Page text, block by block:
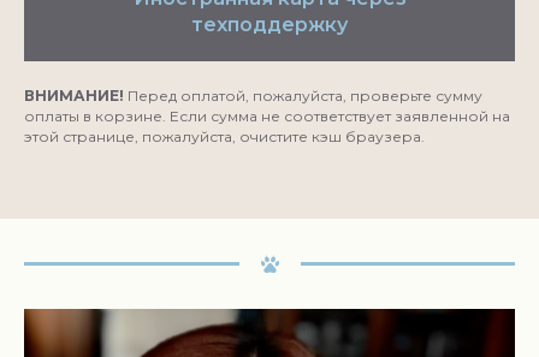
техподдержку
ВНИМАНИЕ! Перед оплатой, пожалуйста, проверьте сумму
оплаты в корзине. Если сумма не соответствует заявленной на
этой странице, пожалуйста, очистите кэш браузера.